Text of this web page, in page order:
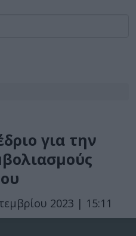
για την
2023 | 15:11